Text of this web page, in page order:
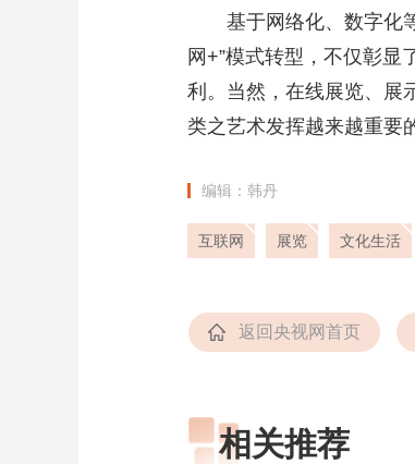
基于网络化、数字化等
网+”模式转型，不仅彰
利。当然，在线展览、展
类之艺术发挥越来越重要
编辑：韩丹
互联网 展览 文化生活
返回央视网首页
相关推荐